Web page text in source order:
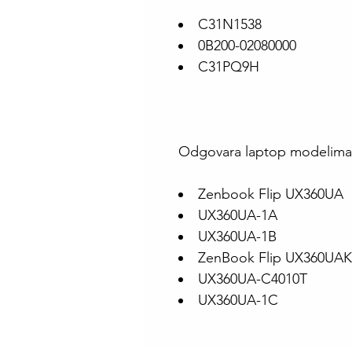
C31N1538
0B200-02080000
C31PQ9H
Odgovara laptop modelima
Zenbook Flip UX360UA
UX360UA-1A
UX360UA-1B
ZenBook Flip
UX360UA-C4010T
UX360UA-1C